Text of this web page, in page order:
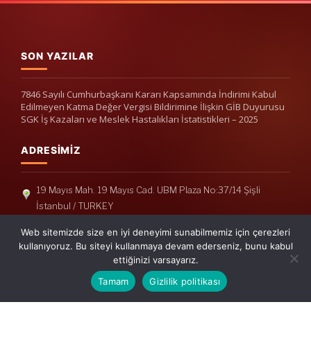
SON YAZILAR
7846 Sayılı Cumhurbaşkanı Kararı Kapsamında İndirimi Kabul
Edilmeyen Katma Değer Vergisi Bildirimine İlişkin GİB Duyurusu
SGK İş Kazaları ve Meslek Hastalıkları İstatistikleri – 2025
ADRESIMIZ
19 Mayıs Mah. 19 Mayıs Cad. UBM Plaza No:37/14 Şişli
İstanbul / TURKEY
Telefon: +90(212) 240 33 39
Telefon: +90(212) 248 19 36
info@erisymm.com
Web sitemizde size en iyi deneyimi sunabilmemiz için çerezleri
kullanıyoruz. Bu siteyi kullanmaya devam ederseniz, bunu kabul
ettiğinizi varsayarız.
Tamam
Gizlilik politikası